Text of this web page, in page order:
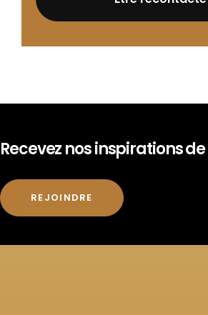
Recevez nos inspirations
REJOINDRE